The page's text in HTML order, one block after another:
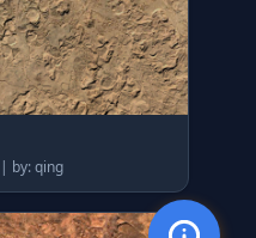
分类：材质 | by: qing